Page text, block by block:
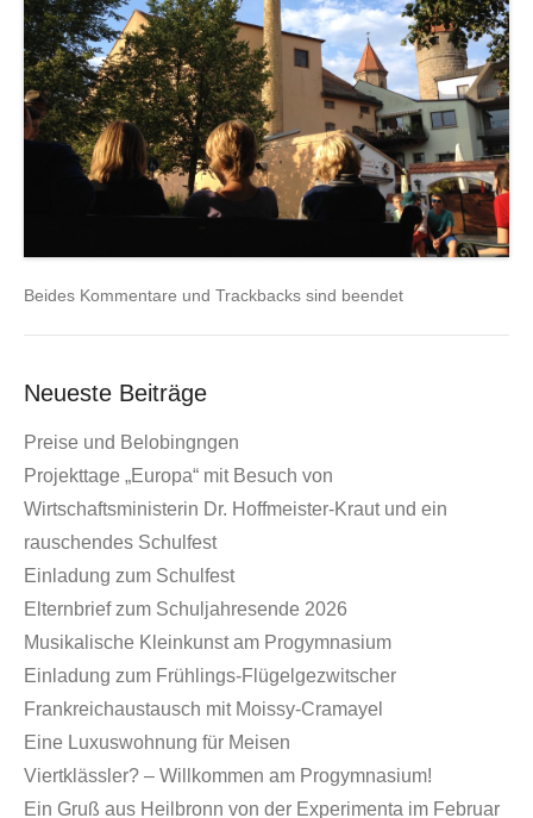
Beides Kommentare und Trackbacks sind beendet
Neueste Beiträge
Preise und Belobingngen
Projekttage „Europa“ mit Besuch von
Wirtschaftsministerin Dr. Hoffmeister-Kraut und ein
rauschendes Schulfest
Einladung zum Schulfest
Elternbrief zum Schuljahresende 2026
Musikalische Kleinkunst am Progymnasium
Einladung zum Frühlings-Flügelgezwitscher
Frankreichaustausch mit Moissy-Cramayel
Eine Luxuswohnung für Meisen
Viertklässler? – Willkommen am Progymnasium!
Ein Gruß aus Heilbronn von der Experimenta im Februar